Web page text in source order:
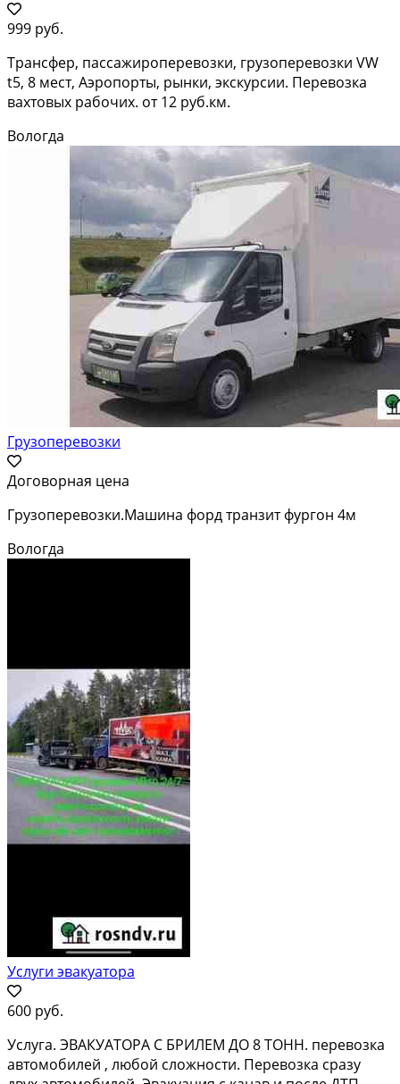
999 руб.
Трансфер, пассажироперевозки, грузоперевозки VW
t5, 8 мест, Аэропорты, рынки, экскурсии. Перевозка
вахтовых рабочих. от 12 руб.км.
Вологда
Грузоперевозки
Договорная цена
Грузоперевозки.Машина форд транзит фургон 4м
Вологда
Услуги эвакуатора
600 руб.
Услуга. ЭВАКУАТОРА С БРИЛЕМ ДО 8 ТОНН. перевозка
автомобилей , любой сложности. Перевозка сразу